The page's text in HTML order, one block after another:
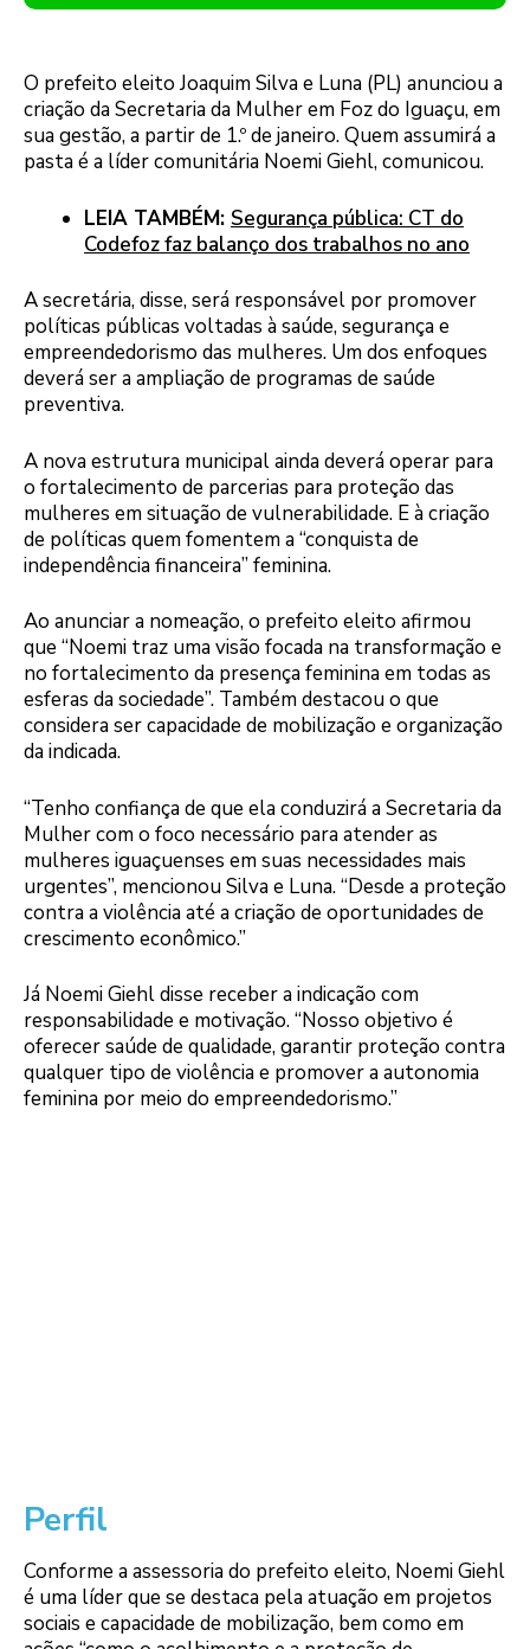
O prefeito eleito Joaquim Silva e Luna (PL) anunciou a
criação da Secretaria da Mulher em Foz do Iguaçu, em
sua gestão, a partir de 1.º de janeiro. Quem assumirá a
pasta é a líder comunitária Noemi Giehl, comunicou.
LEIA TAMBÉM: Segurança pública: CT do
Codefoz faz balanço dos trabalhos no ano
A secretária, disse, será responsável por promover
políticas públicas voltadas à saúde, segurança e
empreendedorismo das mulheres. Um dos enfoques
deverá ser a ampliação de programas de saúde
preventiva.
A nova estrutura municipal ainda deverá operar para
o fortalecimento de parcerias para proteção das
mulheres em situação de vulnerabilidade. E à criação
de políticas quem fomentem a “conquista de
independência financeira” feminina.
Ao anunciar a nomeação, o prefeito eleito afirmou
que “Noemi traz uma visão focada na transformação e
no fortalecimento da presença feminina em todas as
esferas da sociedade”. Também destacou o que
considera ser capacidade de mobilização e organização
da indicada.
“Tenho confiança de que ela conduzirá a Secretaria da
Mulher com o foco necessário para atender as
mulheres iguaçuenses em suas necessidades mais
urgentes”, mencionou Silva e Luna. “Desde a proteção
contra a violência até a criação de oportunidades de
crescimento econômico.”
Já Noemi Giehl disse receber a indicação com
responsabilidade e motivação. “Nosso objetivo é
oferecer saúde de qualidade, garantir proteção contra
qualquer tipo de violência e promover a autonomia
feminina por meio do empreendedorismo.”
Perfil
Conforme a assessoria do prefeito eleito, Noemi Giehl
é uma líder que se destaca pela atuação em projetos
sociais e capacidade de mobilização, bem como em